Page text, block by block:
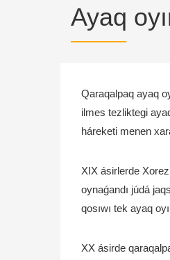
Ayaq
Qaraqalpaq ayaq
ilmes tezliktegi
háreketi menen
XIX ásirlerde
oynaǵandı júdá
qosıwı tek ayaq
XX ásirde